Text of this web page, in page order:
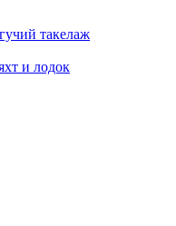
такелаж
и лодок